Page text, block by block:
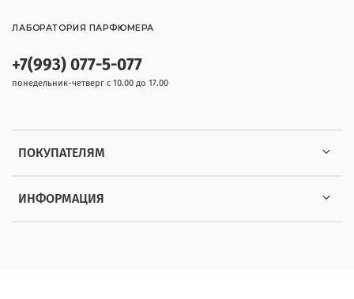
ПОКУПАТЕЛЯМ
ИНФОРМАЦИЯ
+7(993) 077-5-077
понедельник-четверг с 10.00 до 17.00
ЛАБОРАТОРИЯ ПАРФЮМЕРА